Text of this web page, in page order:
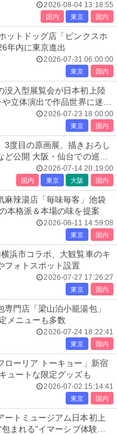
2026-08-04 13:18:55
国内 東京 国内
ットドッグ店「ピンクスホ
年内に東京進出
2026-07-31 06:00:00
東京 国内
没入型展覧会が日本初上陸
立体演出で作品世界に迷い
2026-07-23 18:00:00
東京 国内
3度目の原画展、描きおろし
ど公開 大阪・仙台での巡回
2026-07-14 20:19:00
国内 東京 大阪 国内
麻辣湯店「毎味毎客」池袋
本格派＆本場の味を提案
2026-06-11 14:59:08
東京 国内
浜市コラボ、大観覧車のキ
フォトスポット設置
2026-07-27 17:26:27
東京 国内
門店「梁山泊小籠湯包」
メニューも多数
2026-07-24 18:22:41
東京 国内
ローリア トーキョー」新宿
ュートな限定グッズも
2026-07-02 15:14:41
東京 国内
ートミュージアム日本初上
まれる”イマーシブ体験＜